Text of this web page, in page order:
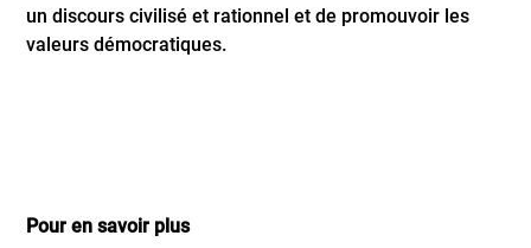
un discours civilisé et rationnel et de promouvoir les
valeurs démocratiques.
Pour en savoir plus